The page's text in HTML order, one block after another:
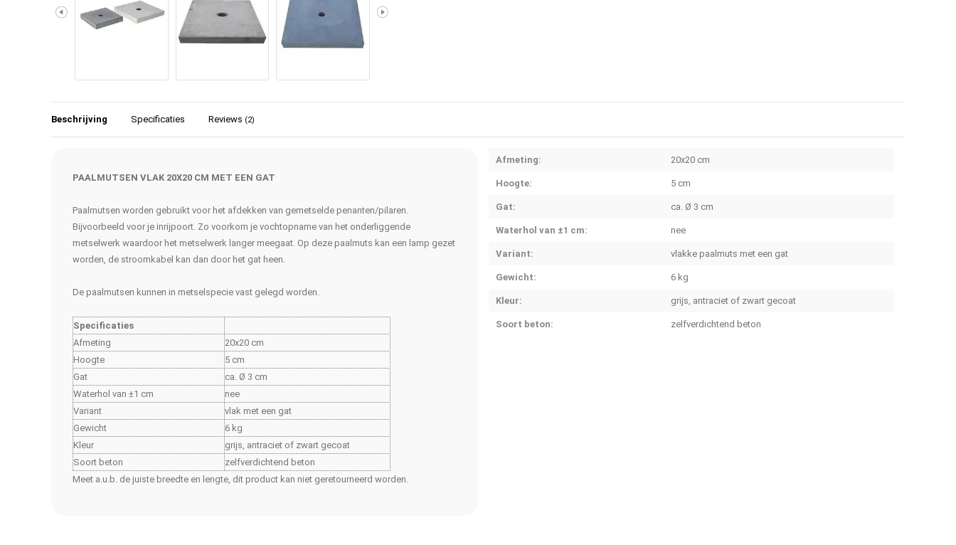
Beschrijving Specificaties Reviews (2)
PAALMUTSEN VLAK 20X20 CM MET EEN GAT
Paalmutsen worden gebruikt voor het afdekken van gemetselde penanten/pilaren.
Bijvoorbeeld voor je inrijpoort. Zo voorkom je vochtopname van het onderliggende
metselwerk waardoor het metselwerk langer meegaat. Op deze paalmuts kan een lamp gezet
worden, de stroomkabel kan dan door het gat heen.
De paalmutsen kunnen in metselspecie vast gelegd worden.
Specificaties
Afmeting
20x20 cm
Hoogte
5 cm
Gat
ca. Ø 3 cm
Waterhol van ±1 cm
nee
Variant
vlak met een gat
Gewicht
6 kg
Kleur
grijs, antraciet of zwart gecoat
Soort beton
zelfverdichtend beton
Meet a.u.b. de juiste breedte en lengte, dit product kan niet geretourneerd worden.
Afmeting: 20x20 cm
Hoogte: 5 cm
Gat: ca. Ø 3 cm
Waterhol van ±1 cm: nee
Variant: vlakke paalmuts met een gat
Gewicht: 6 kg
Kleur: grijs, antraciet of zwart gecoat
Soort beton: zelfverdichtend beton